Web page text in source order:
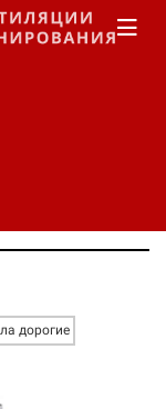
дорогие